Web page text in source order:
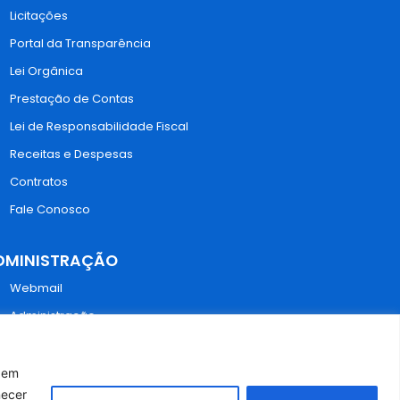
Licitações
Portal da Transparência
Lei Orgânica
Prestação de Contas
Lei de Responsabilidade Fiscal
Receitas e Despesas
Contratos
Fale Conosco
Webmail
Administração